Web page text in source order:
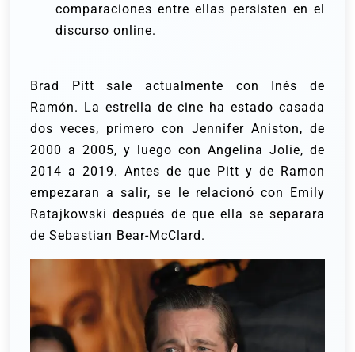
comparaciones entre ellas persisten en el
discurso online.
Brad Pitt sale actualmente con Inés de
Ramón. La estrella de cine ha estado casada
dos veces, primero con Jennifer Aniston, de
2000 a 2005, y luego con Angelina Jolie, de
2014 a 2019. Antes de que Pitt y de Ramon
empezaran a salir, se le relacionó con Emily
Ratajkowski después de que ella se separara
de Sebastian Bear-McClard.